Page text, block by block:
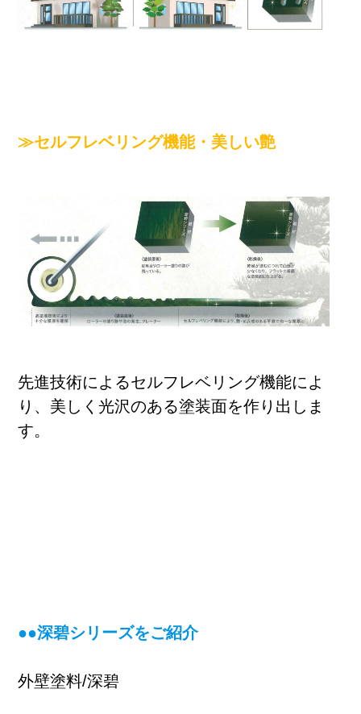
≫セルフレベリング機能・美しい艶
先進技術によるセルフレベリング機能によ
り、美しく光沢のある塗装面を作り出しま
す。
●●深碧シリーズをご紹介
外壁塗料/深碧